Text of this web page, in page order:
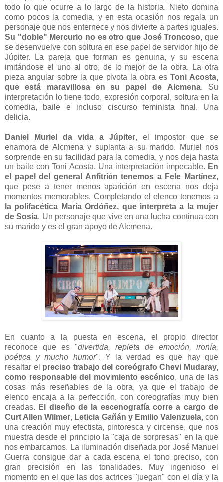
todo lo que ocurre a lo largo de la historia. Nieto domina
como pocos la comedia, y en esta ocasión nos regala un
personaje que nos enternece y nos divierte a partes iguales.
Su "doble" Mercurio no es otro que José Troncoso, que
se desenvuelve con soltura en ese papel de servidor hijo de
Júpiter. La pareja que forman es genuina, y su escena
imitándose el uno al otro, de lo mejor de la obra. La otra
pieza angular sobre la que pivota la obra es Toni Acosta,
que está maravillosa en su papel de
Alcmena. Su
interpretación lo tiene todo, expresión corporal, soltura en la
comedia, baile e incluso discurso feminista final. Una
delicia.
Daniel Muriel da vida a Júpiter, el impostor que se
enamora de Alcmena y suplanta a su marido. Muriel nos
sorprende en su facilidad para la comedia, y nos deja hasta
un baile con Toni Acosta. Una interpretación impecable. En
el papel del general Anfitrión tenemos a Fele Martínez,
que pese a tener menos aparición en escena nos deja
momentos memorables. Completando el elenco tenemos a
la polifacética María Ordóñez, que interpreta a la mujer
de Sosia. Un personaje que vive en una lucha continua con
su marido y es el gran apoyo de Alcmena.
En cuanto a la puesta en escena, el propio director
reconoce que es "divertida, repleta de emoción, ironía,
poética y mucho humor". Y la verdad es que hay que
resaltar el preciso trabajo del coreógrafo Chevi Mudaray,
como responsable del movimiento escénico, una de las
cosas más reseñables de la obra, ya que el trabajo de
elenco encaja a la perfección, con coreografías muy bien
creadas. El diseño de la escenografía corre a cargo de
Curt Allen Wilmer, Leticia Gañán y Emilio Valenzuela, con
una creación muy efectista, pintoresca y circense, que nos
muestra desde el principio la "caja de sorpresas" en la que
nos embarcamos. La iluminación diseñada por José Manuel
Guerra consigue dar a cada escena el tono preciso, con
gran precisión en las tonalidades. Muy ingenioso el
momento en el que las dos actrices "juegan" con el día y la